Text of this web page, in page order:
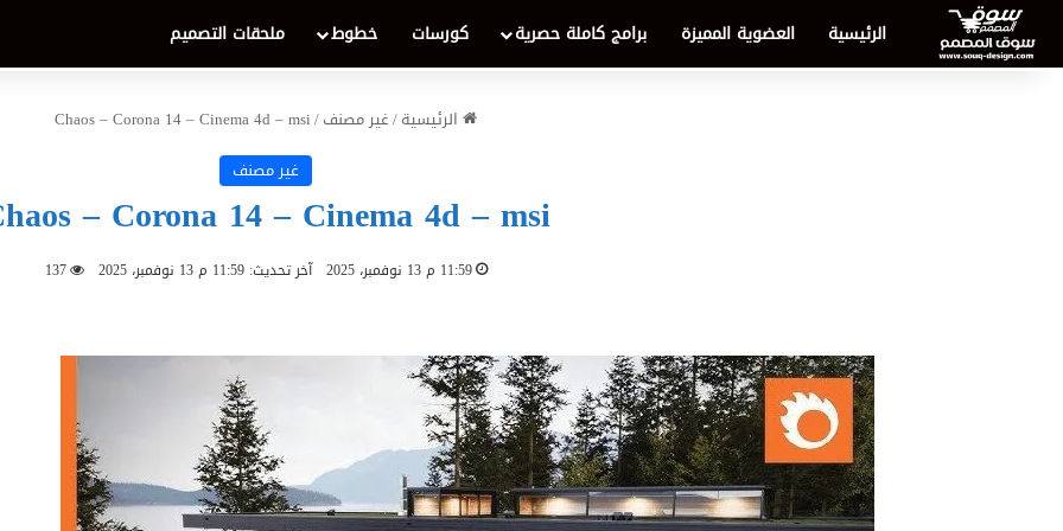
الرئيسية العضوية المميزة برامج كاملة حصرية كورسات خطوط ملحقات التصميم
الرئيسية/غير مصنف/
Chaos – Corona 14 – Cinema 4d – msi
غير مصنف
– Corona 14 – Cinema 4d – msi
11:59 م 13 نوفمبر، 2025 آخر تحديث: 11:59 م 13 نوفمبر، 2025 137